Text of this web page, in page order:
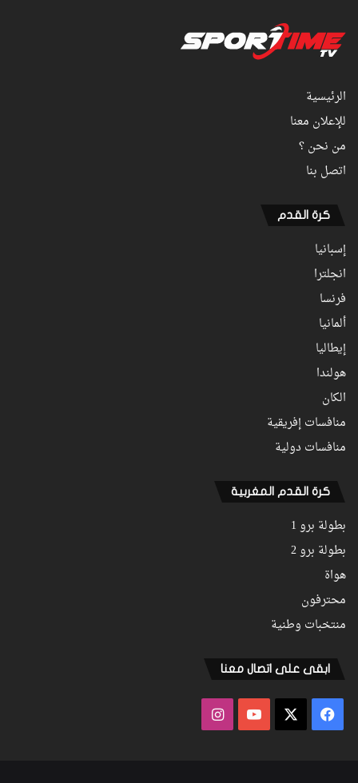
الرئيسية
للإعلان معنا
من نحن ؟
اتصل بنا
كرة القدم
إسبانيا
انجلترا
فرنسا
ألمانيا
إيطاليا
هولندا
الكان
منافسات إفريقية
منافسات دولية
كرة القدم المغربية
بطولة برو 1
بطولة برو 2
هواة
محترفون
منتخبات وطنية
ابقى على اتصال معنا
فيسبوك ‫YouTubeانستقرام